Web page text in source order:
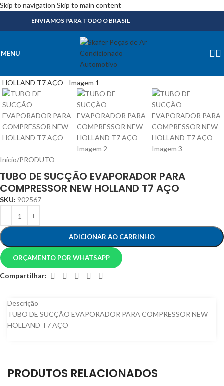
Skip to navigation Skip to main content
ENVIAMOS PARA TODO O BRASIL
MENU
Início/PRODUTO
TUBO DE SUCÇÃO EVAPORADOR PARA
COMPRESSOR NEW HOLLAND T7 AÇO
SKU: 902567
ADICIONAR AO CARRINHO
ORÇAMENTO POR WHATSAPP
Compartilhar:
Descrição
TUBO DE SUCÇÃO EVAPORADOR PARA COMPRESSOR NEW
HOLLAND T7 AÇO
PRODUTOS RELACIONADOS